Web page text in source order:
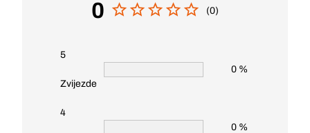
0 (0)
5
Zvijezde
0 %
4
0 %